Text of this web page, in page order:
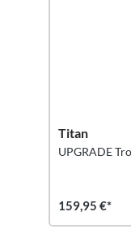
Titan
UPGRADE
159,95 €*